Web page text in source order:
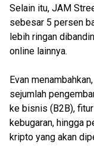
Selain itu, JAM
sebesar 5 persen
lebih ringan
online lainnya.
Evan
sejumlah
ke bisnis (B2B),
kebugaran, hingga
kripto yang akan